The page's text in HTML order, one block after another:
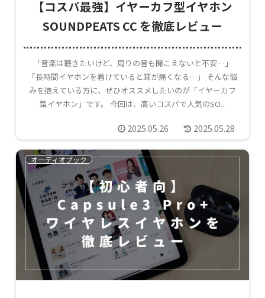
【コスパ最強】イヤーカフ型イヤホン
SOUNDPEATS CC を徹底レビュー
「音楽は聴きたいけど、周りの音も聞こえないと不安…」
「長時間イヤホンを着けていると耳が痛くなる…」 そんな悩
みを抱えている方に、ぜひオススメしたいのが「イヤーカフ
型イヤホン」です。 今回は、高いコスパで人気のSO...
2025.05.26 2025.05.28
オーディオブック